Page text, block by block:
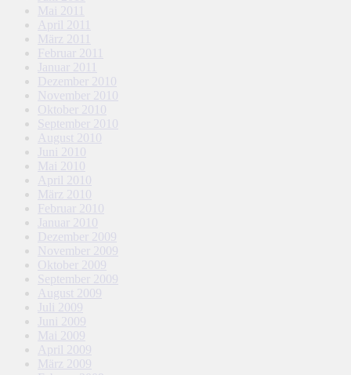
Mai 2011
April 2011
März 2011
Februar 2011
Januar 2011
Dezember 2010
November 2010
Oktober 2010
September 2010
August 2010
Juni 2010
Mai 2010
April 2010
März 2010
Februar 2010
Januar 2010
Dezember 2009
November 2009
Oktober 2009
September 2009
August 2009
Juli 2009
Juni 2009
Mai 2009
April 2009
März 2009